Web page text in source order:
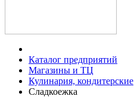
Каталог предприятий
Магазины и ТЦ
Кулинария, кондитерские
Сладкоежка